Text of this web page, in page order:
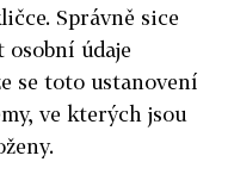
Správně sice
osobní údaje
se toto ustanovení
ve kterých jsou